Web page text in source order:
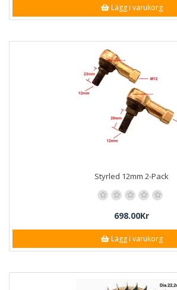
Lägg i varukorg
Styrled 12mm 2-Pack
698.00Kr
Lägg i varukorg